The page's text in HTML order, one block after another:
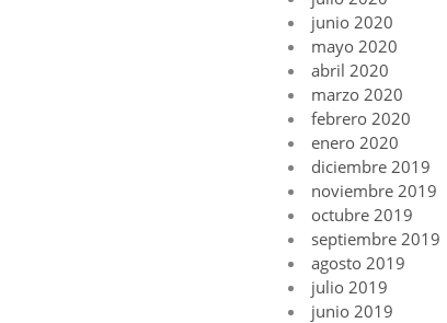
junio 2020
mayo 2020
abril 2020
marzo 2020
febrero 2020
enero 2020
diciembre 2019
noviembre 2019
octubre 2019
septiembre 2019
agosto 2019
julio 2019
junio 2019